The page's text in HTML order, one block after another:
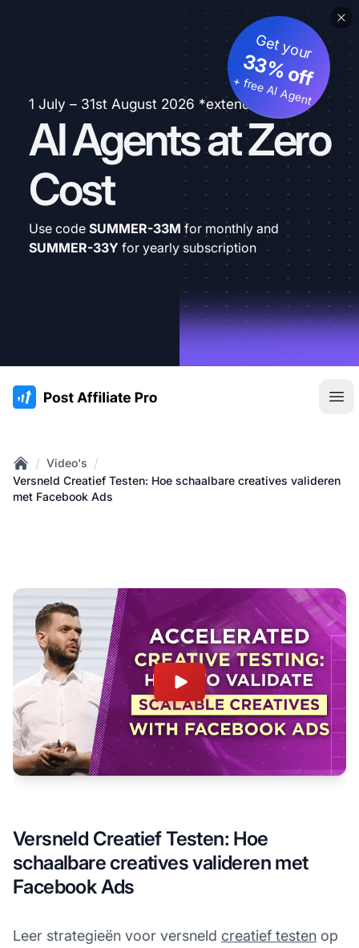
1 July – 31st August 2026 *extended
AI Agents at Zero
Cost
Get your
33% off
+ free AI Agent
Use code SUMMER-33M for monthly and
SUMMER-33Y for yearly subscription
:site.title
Home
/ Video's /
Versneld Creatief Testen: Hoe schaalbare creatives valideren
met Facebook Ads
Versneld Creatief Testen: Hoe
schaalbare creatives valideren met
Facebook Ads
Leer strategieën voor versneld creatief testen op